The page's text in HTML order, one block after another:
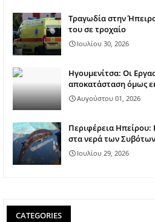
Τραγωδία στην
του σε τροχαίο
Ιουλίου 30, 2026
Ηγουμενίτσα: Οι
αποκατάσταση όμως
Αυγούστου 01, 2026
Περιφέρεια Ηπείρου:
στα νερά των Συβότων
Ιουλίου 29, 2026
CATEGORIES